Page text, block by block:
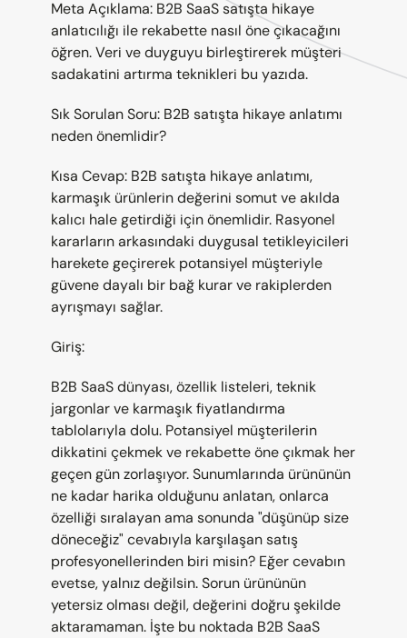
Meta Açıklama: B2B SaaS satışta hikaye
anlatıcılığı ile rekabette nasıl öne çıkacağını
öğren. Veri ve duyguyu birleştirerek müşteri
sadakatini artırma teknikleri bu yazıda.
Sık Sorulan Soru: B2B satışta hikaye anlatımı
neden önemlidir?
Kısa Cevap: B2B satışta hikaye anlatımı,
karmaşık ürünlerin değerini somut ve akılda
kalıcı hale getirdiği için önemlidir. Rasyonel
kararların arkasındaki duygusal tetikleyicileri
harekete geçirerek potansiyel müşteriyle
güvene dayalı bir bağ kurar ve rakiplerden
ayrışmayı sağlar.
Giriş:
B2B SaaS dünyası, özellik listeleri, teknik
jargonlar ve karmaşık fiyatlandırma
tablolarıyla dolu. Potansiyel müşterilerin
dikkatini çekmek ve rekabette öne çıkmak her
geçen gün zorlaşıyor. Sunumlarında ürününün
ne kadar harika olduğunu anlatan, onlarca
özelliği sıralayan ama sonunda "düşünüp size
döneceğiz" cevabıyla karşılaşan satış
profesyonellerinden biri misin? Eğer cevabın
evetse, yalnız değilsin. Sorun ürününün
yetersiz olması değil, değerini doğru şekilde
aktaramaman. İşte bu noktada B2B SaaS